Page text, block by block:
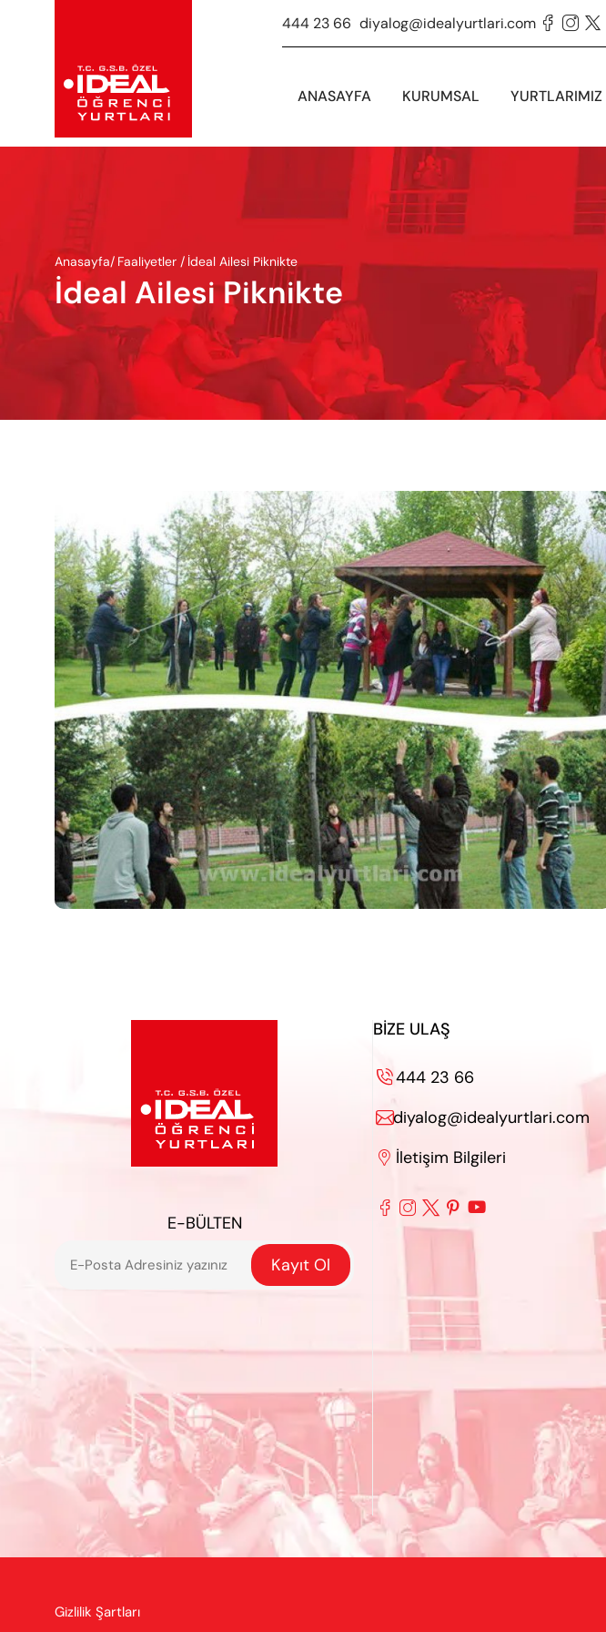
444 23 66 diyalog@idealyurtlari.com   
ANASAYFA KURUMSAL YURTLARIMIZ
Anasayfa/ Faaliyetler / İdeal Ailesi Piknikte
İdeal Ailesi Piknikte
E-BÜLTEN
Kayıt Ol
BIZE ULAŞ
444 23 66
diyalog@idealyurtlari.com
 İletişim Bilgileri
    
Gizlilik Şartları